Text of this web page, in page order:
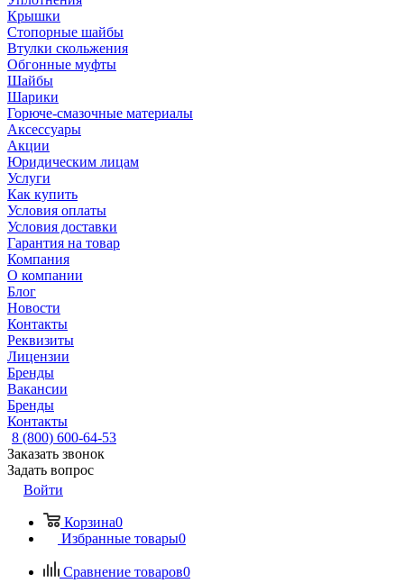
Крышки
Стопорные шайбы
Втулки скольжения
Обгонные муфты
Шайбы
Шарики
Горюче-смазочные материалы
Аксессуары
Акции
Юридическим лицам
Услуги
Как купить
Условия оплаты
Условия доставки
Гарантия на товар
Компания
О компании
Блог
Новости
Контакты
Реквизиты
Лицензии
Бренды
Вакансии
Бренды
Контакты
8 (800) 600-64-53
Заказать звонок
Задать вопрос
Войти
Корзина0
Избранные товары0
Сравнение товаров0